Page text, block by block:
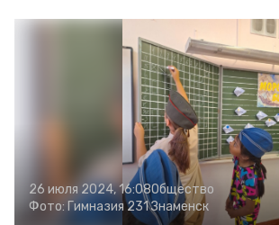
26 июля 2024, 16:08Общество
Фото:Гимназия 231 Знаменск